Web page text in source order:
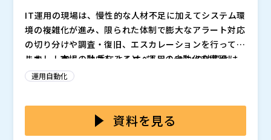
の支援を行い、VMware Cloud on AWSの立ち上げか
ら普及までをリード。さらにCTO Ambassadorとして
US本社R&DとAPJ地域お客様の橋渡し役を担う。2024
年からDynatraceにて、AI を活用したIT運用の高度
化・効率化に向けたソリューションの普及活動中。
ultant 藤野 知行氏 大手ITベンダーにて、x86サーバー
のプリセールス部門に所属し、データセンターの各種ハ
ードウェアや仮想化ソフトウェアなど、幅広い製品・ソ
リューションの導入を支援。その後、エンド・ユーザ
ー・コンピューティング（EUC）製品ベンダーにて、デ
マルチクラウド展開のプロジェクトを技術面から推進。
2023年よりPagerDuty株式会社にて現職に就き、お客
様における効率的なインシデント対応や自動化の実現の
複数の大手企業でObservabilityとOn-Callといった
「運用高度化」と「自動化」の導入から活用までを伴走
支援してきた実績をもとに、現場で成果を出すSRE実践
ニット 上席チーフスペシャリスト 森本 伸幸 時代ととも
に形を変えていく様々なシステムの監視・可視化のあり
方について、Webサービス事業者での15年の監視運用
日時：2026年5月22日（金）15:00-18:30 会場：〒141
IT運用の現場は、慢性的な人材不足に加えてシステム環
境の複雑化が進み、限られた体制で膨大なアラート対応
の切り分けや調査・復旧、エスカレーションを行ってい
ます。 しかし、人手によるオペレーションの効率化は
限界を迎えており、運用自動化の検討を多くの企業がIT
しかし、市場の動向をみると、運用の自動化を実現し、
オペレーションの省力化、品質向上を成功させているの
自動化フロー開発に十分な時間を確保できず、開発部門
に依頼しても“守りのIT投資”として優先されにくい
運用自動化
資料を見る